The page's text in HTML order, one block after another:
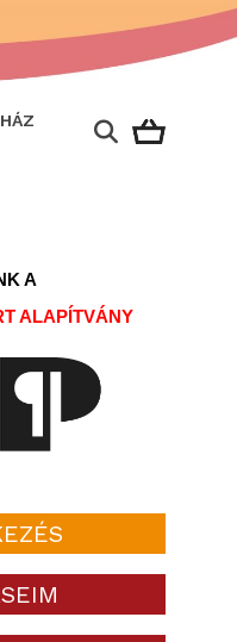
A
ALAPÍTVÁNY